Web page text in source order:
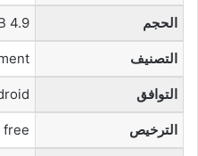
الحجم 4.9 MB
التصنيف
التوافق
الترخيص free